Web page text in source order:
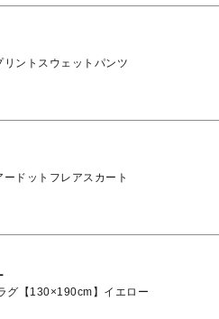
リントスウェットパンツ
ドットフレアスカート
グ【130×190cm】イエロー